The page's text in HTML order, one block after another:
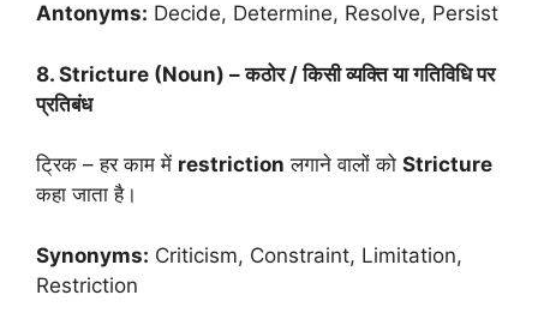
Antonyms: Decide, Determine, Resolve, Persist
8. Stricture (Noun) – कठोर / किसी व्यक्ति या गतिविधि पर
प्रतिबंध
ट्रिक – हर काम में restriction लगाने वालों को Stricture
कहा जाता है।
Synonyms: Criticism, Constraint, Limitation,
Restriction